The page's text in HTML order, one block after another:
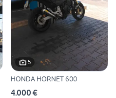
5
HONDA HORNET 600
4.000 €